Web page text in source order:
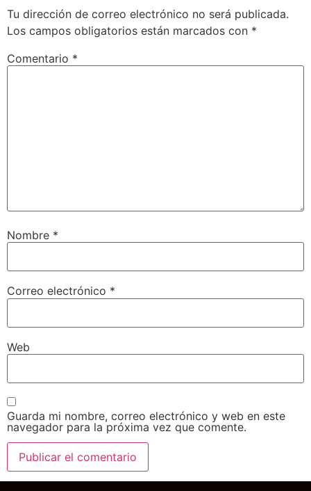
Tu dirección de correo electrónico no será publicada.
Los campos obligatorios están marcados con *
Comentario *
Nombre *
Correo electrónico *
Web
Guarda mi nombre, correo electrónico y web en este
navegador para la próxima vez que comente.